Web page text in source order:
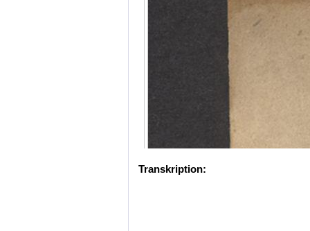
Transkription: